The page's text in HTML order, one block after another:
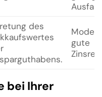
des
gute
bei Ihrer